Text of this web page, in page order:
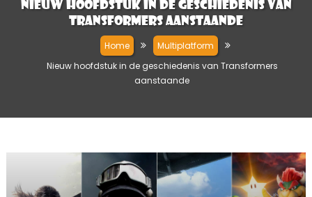
Nieuw hoofdstuk in de geschiedenis van
Transformers aanstaande
Home
Multiplatform
Nieuw hoofdstuk in de geschiedenis van Transformers
aanstaande